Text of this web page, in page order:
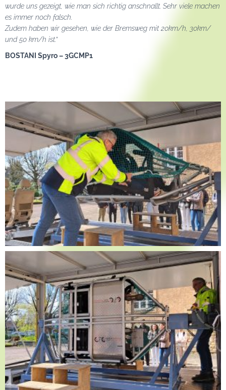
wurde uns gezeigt, wie man sich richtig anschnallt. Sehr viele machen
es immer noch falsch.
Zudem haben wir gesehen, wie der Bremsweg mit 20km/h, 30km/
und 50 km/h ist.”
BOSTANI Spyro – 3GCMP1